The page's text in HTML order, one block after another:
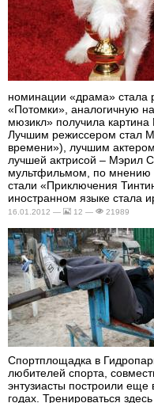
номинации «драма» стала
«Потомки», аналогичную
мюзикл» получила
Лучшим режиссером стал
времени»), лучшим
лучшей актрисой – Мэрил
мультфильмом, по мнению
стали «Приключения
иностранном языке стала
16.01.2012 — 12 — 21989
Спортплощадка в
любителей спорта,
энтузиасты построили еще
годах. Тренироваться